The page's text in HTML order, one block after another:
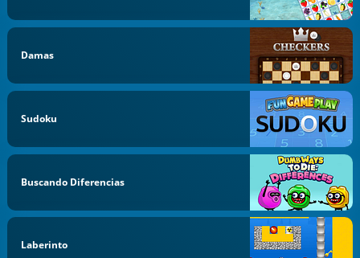
Damas
Sudoku
Buscando Diferencias
Laberinto